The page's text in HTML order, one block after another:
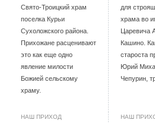
Свято-Троицкий храм
поселка Курьи
Сухоложского района.
Прихожане расценивают
это как еще одно
явление милости
Божией сельскому
храму.
для
храма во
Царевича
Кашино.
староста
Юрий
Чепурин,
НАШ ПРИХОД НАШ